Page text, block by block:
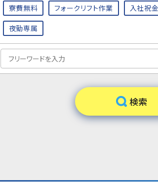
寮費無料 フォークリフト作業 入社祝金
夜勤専属